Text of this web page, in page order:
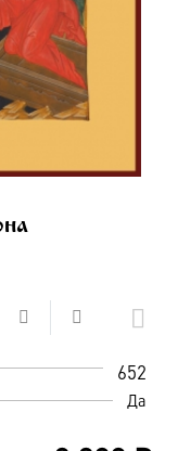
652
Да